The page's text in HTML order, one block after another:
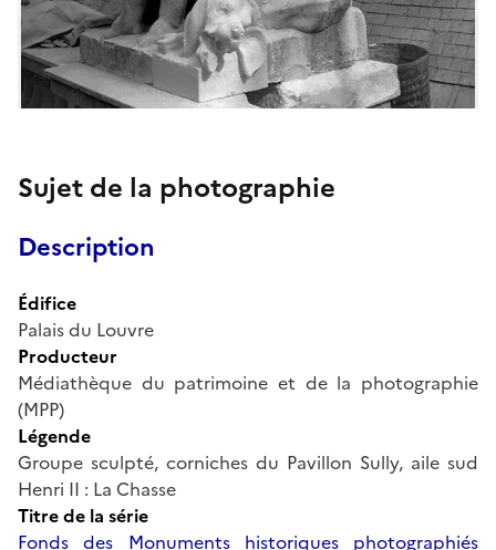
Sujet de la photographie
Description
Édifice
Palais du Louvre
Producteur
Médiathèque du patrimoine et de la photographie
(MPP)
Légende
Groupe sculpté, corniches du Pavillon Sully, aile sud
Henri II : La Chasse
Titre de la série
Fonds des Monuments historiques photographiés